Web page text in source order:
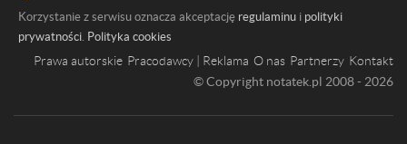
Korzystanie z serwisu oznacza akceptację regulaminu i polityki
prywatności. Polityka cookies
Prawa autorskie Pracodawcy | Reklama O nas Partnerzy Kontakt
© Copyright notatek.pl 2008 - 2026